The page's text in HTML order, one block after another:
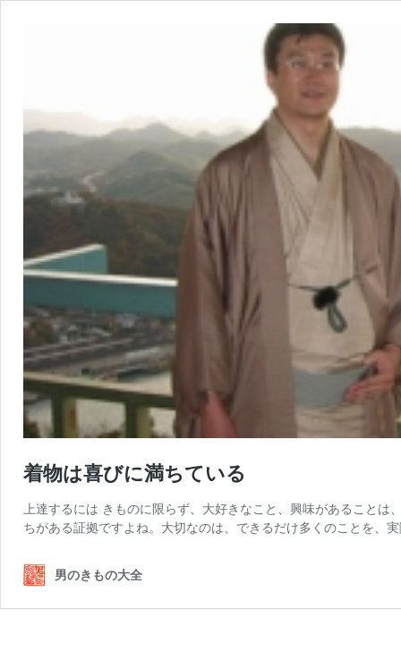
着物は喜びに満ちている
上達するには きものに限らず、大好きなこと、興味があること
ちがある証拠ですよね。大切なのは、できるだけ多くのことを、
男のきもの大全